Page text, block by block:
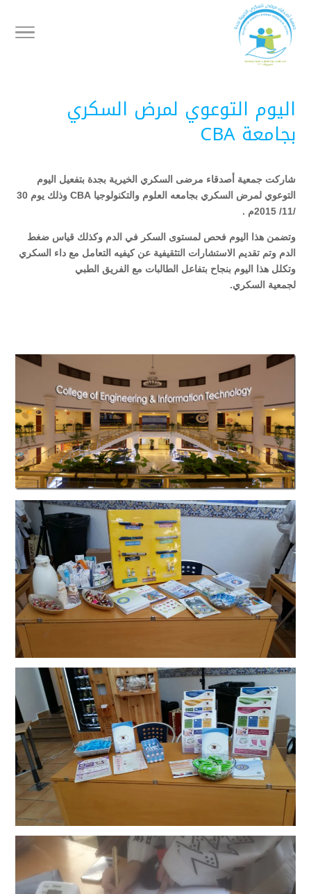
اليوم التوعوي لمرض السكري
بجامعة CBA
شاركت جمعية أصدقاء مرضى السكري الخيرية بجدة بتفعيل اليوم
التوعوي لمرض السكري بجامعه العلوم والتكنولوجيا CBA وذلك يوم 30
/11/ 2015م .
وتضمن هذا اليوم فحص لمستوى السكر في الدم وكذلك قياس ضغط
الدم وتم تقديم الاستشارات التثقيفية عن كيفيه التعامل مع داء السكري
وتكلل هذا اليوم بنجاح بتفاعل الطالبات مع الفريق الطبي
لجمعية السكري.